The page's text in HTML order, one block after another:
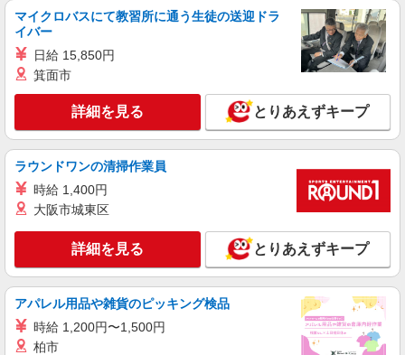
マイクロバスにて教習所に通う生徒の送迎ドラ
イバー
日給 15,850円
箕面市
詳細を見る とりあえずキープ
ラウンドワンの清掃作業員
時給 1,400円
大阪市城東区
詳細を見る とりあえずキープ
アパレル用品や雑貨のピッキング検品
時給 1,200円〜1,500円
柏市